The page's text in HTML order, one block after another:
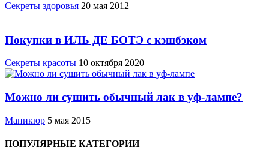
Cекреты здоровья 20 мая 2012
Покупки в ИЛЬ ДЕ БОТЭ с кэшбэком
Секреты красоты 10 октября 2020
Можно ли сушить обычный лак в уф-лампе?
Маникюр 5 мая 2015
ПОПУЛЯРНЫЕ КАТЕГОРИИ